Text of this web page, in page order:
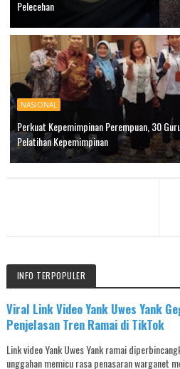
Pelecehan
NASIONAL
Perkuat Kepemimpinan Perempuan, 30
Pelatihan Kepemimpinan
INFO TERPOPULER
Viral Link Video Yank Uwes Yank
Penjelasan Tren Ramai di TikTok
Link video Yank Uwes Yank ramai
unggahan memicu rasa penasaran warganet